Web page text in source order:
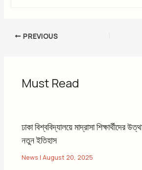
PREVIOUS
Must Read
ঢাকা বিশ্ববিদ্যালয়ে মাদ্রাসা শিক্ষার্থীদের
নতুন ইতিহাস
News |August 20, 2025